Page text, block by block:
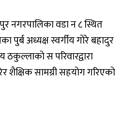
नगरपालिका वडा न ८ स्थित
पुर्ब अध्यक्ष स्वर्गीय गाेरे बहादुर
स परिवारद्वारा
शैक्षिक सामग्री सहयाेग गरिएकाे